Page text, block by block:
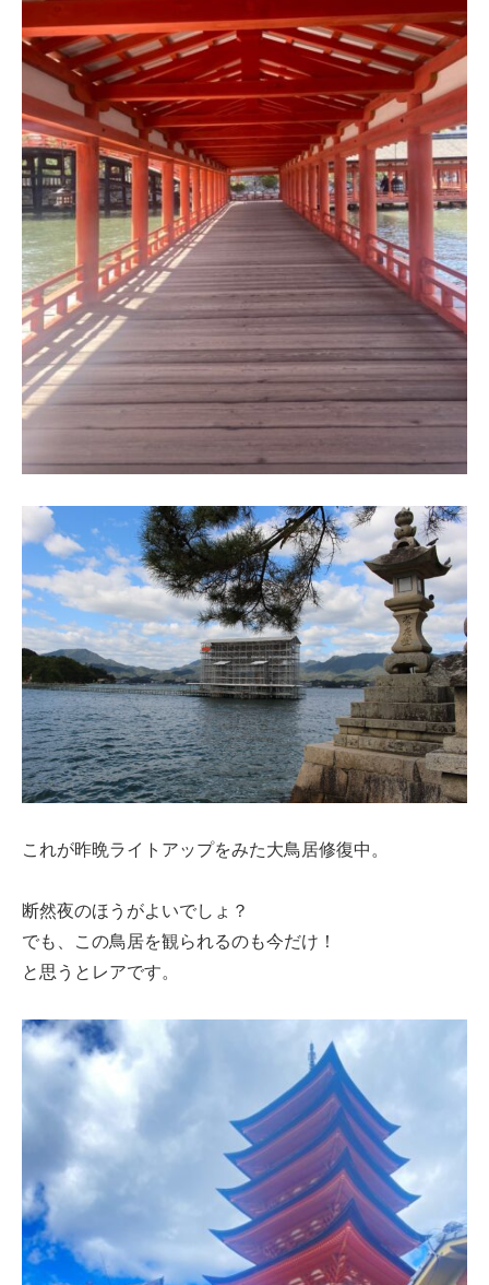
これが昨晩ライトアップをみた大鳥居修復中。
断然夜のほうがよいでしょ？
でも、この鳥居を観られるのも今だけ！
と思うとレアです。